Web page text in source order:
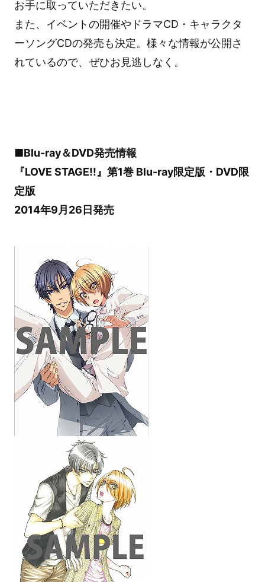
お手に取っていただきたい。
また、イベントの開催やドラマCD・キャラクタ
ーソングCDの発売も決定。様々な情報が公開さ
れているので、ぜひお見逃しなく。
■Blu-ray＆DVD発売情報
『LOVE STAGE!!』第1巻 Blu-ray限定版・DVD限
定版
2014年9月26日発売